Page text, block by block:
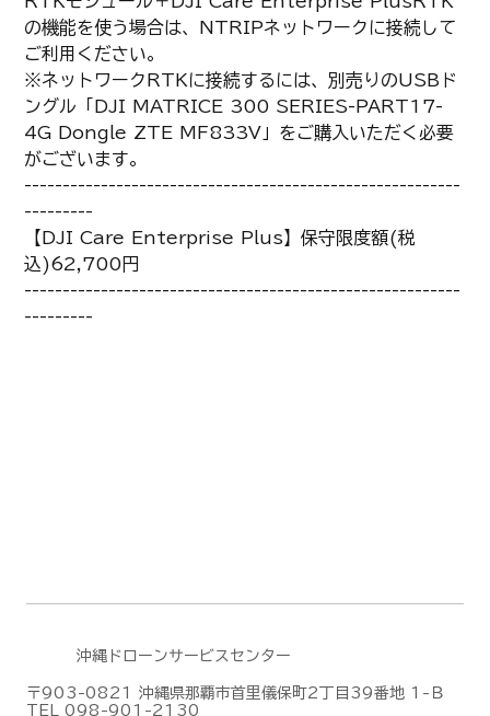
の機能を使う場合は、NTRIPネットワークに接続して
ご利用ください。
※ネットワークRTKに接続するには、別売りのUSBド
ングル「DJI MATRICE 300 SERIES-PART17-
4G Dongle ZTE MF833V」をご購入いただく必要
がございます。
---------------------------------------------------------
---------
【DJI Care Enterprise Plus】保守限度額(税
込)62,700円
---------------------------------------------------------
---------
沖縄ドローンサービスセンター
〒903-0821 沖縄県那覇市首里儀保町2丁目39番地 1-Ｂ
TEL 098-901-2130